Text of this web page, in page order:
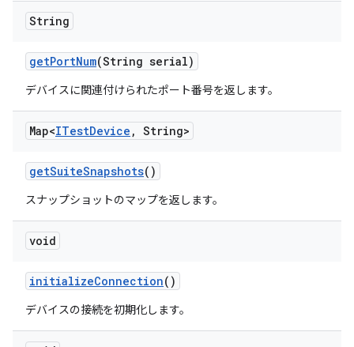
String
getPortNum(String serial)
デバイスに関連付けられたポート番号を返します。
Map<ITestDevice , String>
getSuiteSnapshots()
スナップショットのマップを返します。
void
initializeConnection()
デバイスの接続を初期化します。